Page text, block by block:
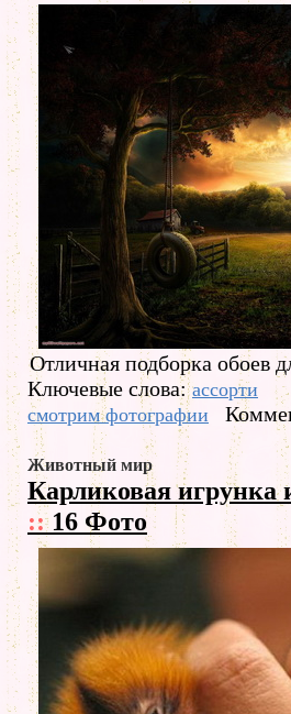
Отличная подборка обоев
Ключевые слова:ассорти
смотрим фотографии
Животный мир
Карликовая игрунка
::16 Фото